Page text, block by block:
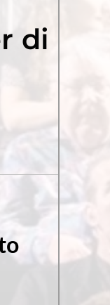
di